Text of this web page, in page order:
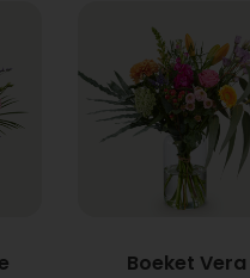
Boeket Vera